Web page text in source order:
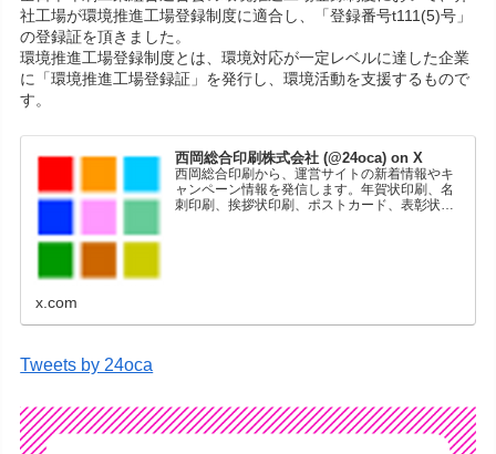
社工場が環境推進工場登録制度に適合し、「登録番号t111(5)号」
の登録証を頂きました。
環境推進工場登録制度とは、環境対応が一定レベルに達した企業
に「環境推進工場登録証」を発行し、環境活動を支援するもので
す。
西岡総合印刷株式会社 (@24oca) on X
西岡総合印刷から、運営サイトの新着情報やキ
ャンペーン情報を発信します。年賀状印刷、名
刺印刷、挨拶状印刷、ポストカード、表彰状印
x.com
Tweets by 24oca